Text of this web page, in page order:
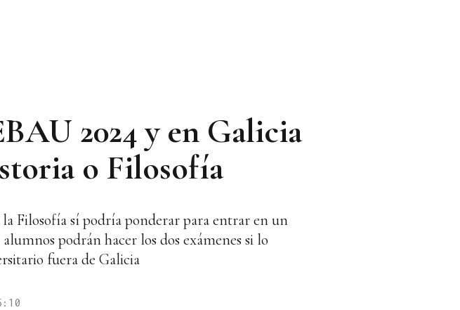
2024 y en Galicia
o Filosofía
la Filosofía sí podría ponderar para entrar en un
podrán hacer los dos exámenes si lo
fuera de Galicia